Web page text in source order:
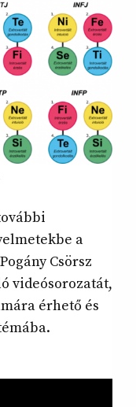
a
Csörsz
videósorozatát,
érhető és